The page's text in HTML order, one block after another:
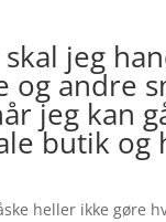
jeg
og andre
jeg kan
butik og
heller ikke gøre